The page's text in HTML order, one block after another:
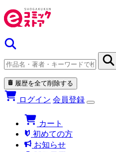
履歴を全て削除する
ログイン 会員登録
カート
初めての方
お知らせ